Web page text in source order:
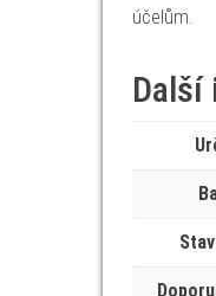
účelům.
Další